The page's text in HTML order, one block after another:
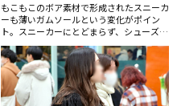
もこもこのボア素材で形成されたスニーカ
ーも薄いガムソールという変化がポイン
ト。スニーカーにとどまらず、シューズ類
全体のボリュームは来年にかけて徐々にダ
ウンしていきそう。